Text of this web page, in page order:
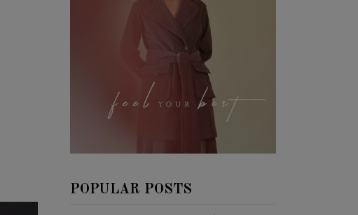
POPULAR POSTS